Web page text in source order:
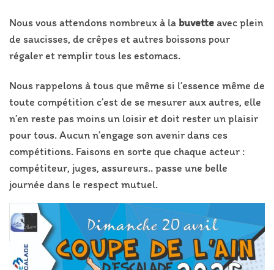
Nous vous attendons nombreux à la buvetteavec plein
de saucisses, de crêpes et autres boissons pour
régaler et remplir tous les estomacs.
Nous rappelons à tous que même si l’essence même de
toute compétition c’est de se mesurer aux autres, elle
n’en reste pas moins un loisir et doit rester un plaisir
pour tous. Aucun n’engage son avenir dans ces
compétitions. Faisons en sorte que chaque acteur :
compétiteur, juges, assureurs.. passe une belle
journée dans le respect mutuel.